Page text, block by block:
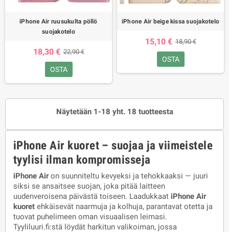
iPhone Air ruusukulta pöllö
suojakotelo
18,30 € 22,90 €
OSTA
iPhone Air beige kissa suojakotelo
15,10 € 18,90 €
OSTA
Näytetään 1-18 yht. 18 tuotteesta
iPhone Air kuoret – suojaa ja viimeistele
tyylisi ilman kompromisseja
iPhone Airon suunniteltu kevyeksi ja tehokkaaksi — juuri
siksi se ansaitsee suojan, joka pitää laitteen
uudenveroisena päivästä toiseen. Laadukkaat iPhone Air
kuoret ehkäisevät naarmuja ja kolhuja, parantavat otetta ja
tuovat puhelimeen oman visuaalisen leimasi.
Tyyliluuri.fi:stä löydät harkitun valikoiman, jossa